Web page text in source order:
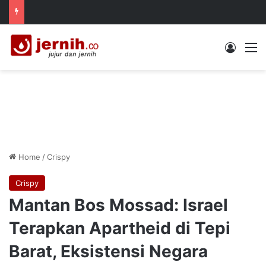
Log In
Home /Crispy
Crispy
Mantan Bos Mossad: Israel
Terapkan Apartheid di Tepi
Barat, Eksistensi Negara